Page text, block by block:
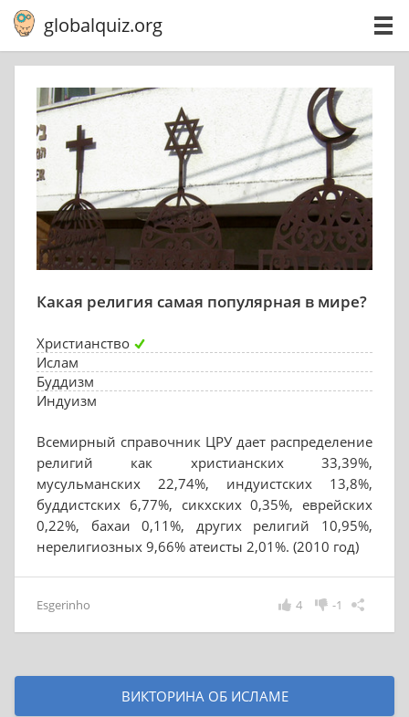
globalquiz.org
Какая религия самая популярная в мире?
Христианство
Ислам
Буддизм
Индуизм
Всемирный справочник ЦРУ дает распределение
религий как христианских 33,39%,
мусульманских 22,74%, индуистских 13,8%,
буддистских 6,77%, сикхских 0,35%, еврейских
0,22%, бахаи 0,11%, других религий 10,95%,
нерелигиозных 9,66% атеисты 2,01%. (2010 год)
Esgerinho -1
4
ВИКТОРИНА ОБ ИСЛАМЕ